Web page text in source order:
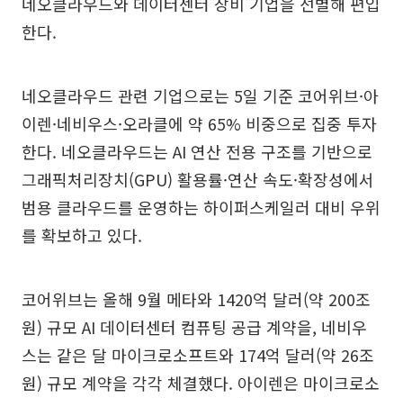
한다.
네오클라우드 관련 기업으로는 5일 기준 코어위브·아
이렌·네비우스·오라클에 약 65% 비중으로 집중 투자
한다. 네오클라우드는 AI 연산 전용 구조를 기반으로
그래픽처리장치(GPU) 활용률·연산 속도·확장성에서
범용 클라우드를 운영하는 하이퍼스케일러 대비 우위
를 확보하고 있다.
코어위브는 올해 9월 메타와 1420억 달러(약 200조
원) 규모 AI 데이터센터 컴퓨팅 공급 계약을, 네비우
스는 같은 달 마이크로소프트와 174억 달러(약 26조
원) 규모 계약을 각각 체결했다. 아이렌은 마이크로소